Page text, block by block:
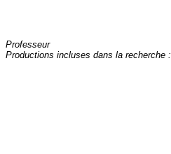
Professeur
Productions incluses dans la recherche :